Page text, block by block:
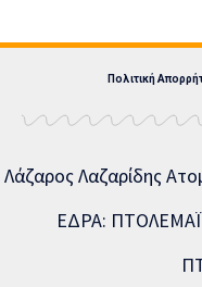
Πολιτική
Λάζαρος Λαζαρίδης
ΕΔΡΑ: